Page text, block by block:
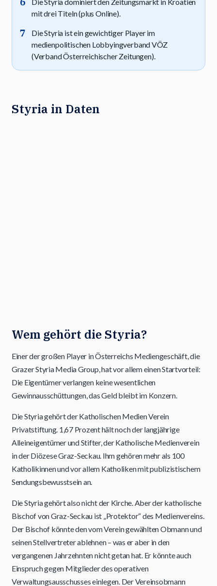
mit drei Titeln (plus Online).
Die Styria ist ein gewichtiger Player im
medienpolitischen Lobbyingverband VÖZ
(Verband Österreichischer Zeitungen).
Styria in Daten
Wem gehört die Styria?
Einer der großen Player in Österreichs Mediengeschäft, die
Grazer Styria Media Group, hat vor allem einen Startvorteil:
Die Eigentümer verlangen keine wesentlichen
Gewinnausschüttungen, das Geld bleibt im Konzern.
Die Styria gehört der Katholischen Medien Verein
Privatstiftung. 1,67 Prozent hält noch der langjährige
Alleineigentümer und Stifter, der Katholische Medienverein
in der Diözese Graz-Seckau. Ihm gehören mehr als 100
Katholikinnen und vor allem Katholiken mit publizistischem
Sendungsbewusstsein an.
Die Styria gehört also nicht der Kirche. Aber der katholische
Bischof von Graz-Seckau ist „Protektor“ des Medienvereins.
Der Bischof könnte den vom Verein gewählten Obmann und
seinen Stellvertreter ablehnen – was er aber in den
vergangenen Jahrzehnten nicht getan hat. Er könnte auch
Einspruch gegen Mitglieder des operativen
Verwaltungsausschusses einlegen. Der Vereinsobmann